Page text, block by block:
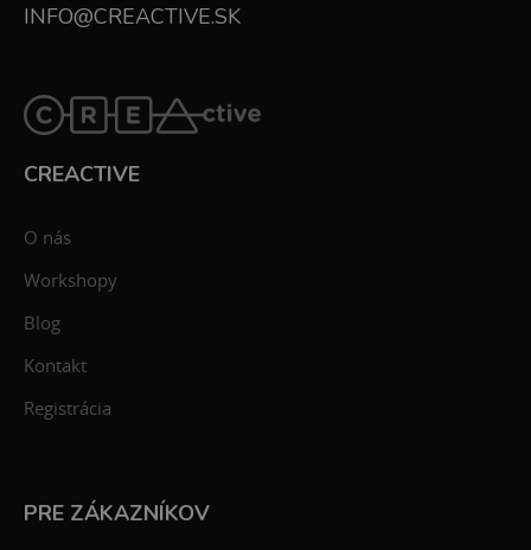
INFO@CREACTIVE.SK
CREACTIVE
O nás
Workshopy
Blog
Kontakt
Registrácia
PRE ZÁKAZNÍKOV